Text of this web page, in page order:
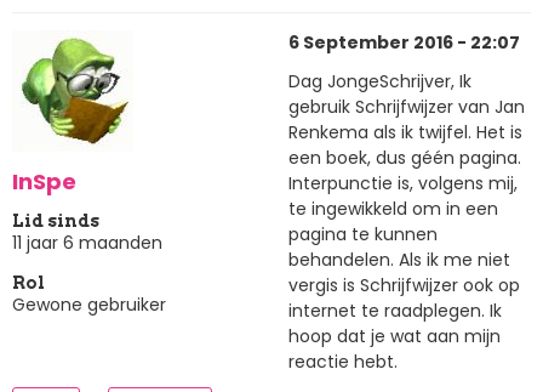
InSpe
Lid sinds
11 jaar 6 maanden
Rol
Gewone gebruiker
6 September 2016 - 22:07
Dag JongeSchrijver, Ik
gebruik Schrijfwijzer van Jan
Renkema als ik twijfel. Het is
een boek, dus géén pagina.
Interpunctie is, volgens mij,
te ingewikkeld om in een
pagina te kunnen
behandelen. Als ik me niet
vergis is Schrijfwijzer ook op
internet te raadplegen. Ik
hoop dat je wat aan mijn
reactie hebt.